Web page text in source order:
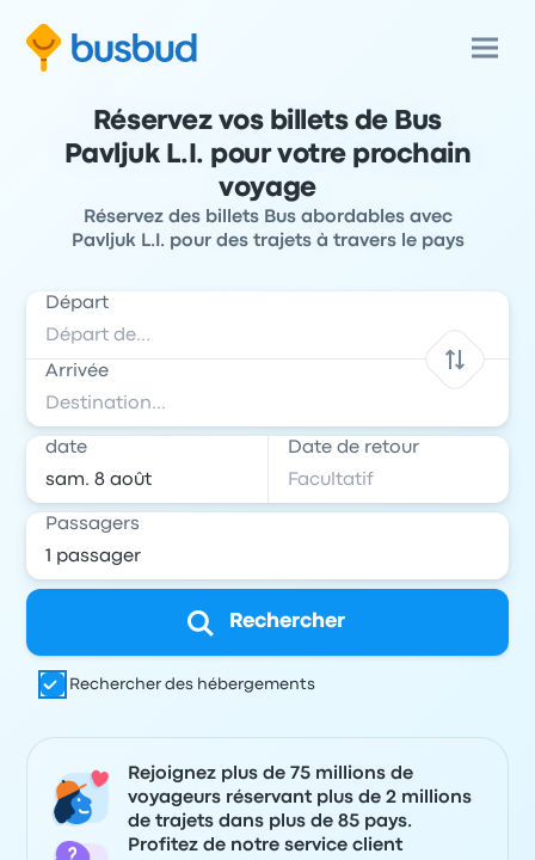
Réservez vos billets de Bus
Pavljuk L.I. pour votre prochain
voyage
Réservez des billets Bus abordables avec
Pavljuk L.I. pour des trajets à travers le pays
Départ
Arrivée
date Date de retour
Passagers
Rechercher
Rechercher des hébergements
Rejoignez plus de 75 millions de
voyageurs réservant plus de 2 millions
de trajets dans plus de 85 pays.
Profitez de notre service client